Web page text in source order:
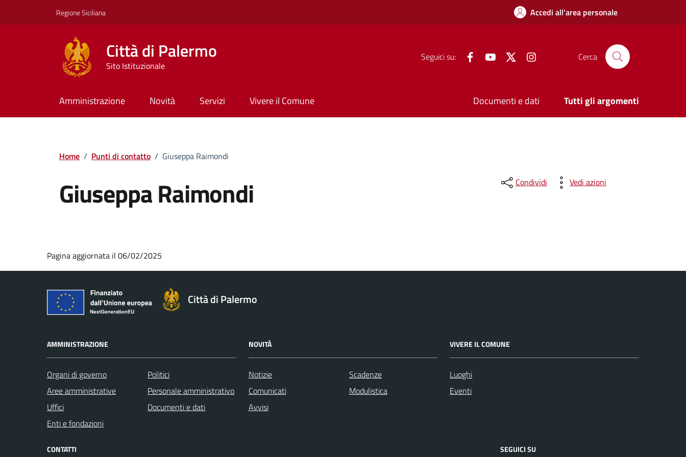
Regione Siciliana Accedi all'area personale
Città di Palermo
Sito Istituzionale
Seguici su: FacebookYouTube Twitter Cerca
Amministrazione Novità Servizi Vivere il Comune Documenti e dati Tutti gli argomenti
Home / Punti di contatto / Giuseppa Raimondi
Giuseppa Raimondi Condividi Vedi azioni
Pagina aggiornata il 06/02/2025
Città di Palermo
AMMINISTRAZIONE
Organi di governo
Aree amministrative
Uffici
Enti e fondazioni
Politici
Personale amministrativo
Documenti e dati
NOVITÀ
Notizie
Comunicati
Avvisi
Scadenze
Modulistica
VIVERE IL COMUNE
Luoghi
Eventi
CONTATTI SEGUICI SU